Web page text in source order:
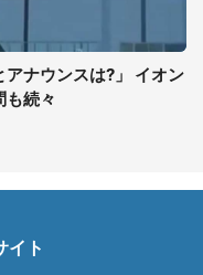
アナウンスは?」 イオン
も続々
イト